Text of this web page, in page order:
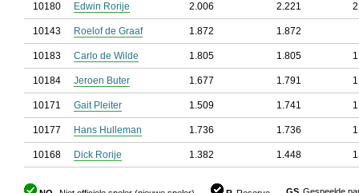
10180 Edwin Rorije 2.006 2.221
10143 Roelof de Graaf 1.872 1.872
10183 Carlo de Wilde 1.805 1.805
10184 Jeroen Buter 1.677 1.791
10171 Gait Pleiter 1.509 1.741
10177 Hans Hulleman 1.736 1.736
10168 Dick Rorije 1.382 1.448